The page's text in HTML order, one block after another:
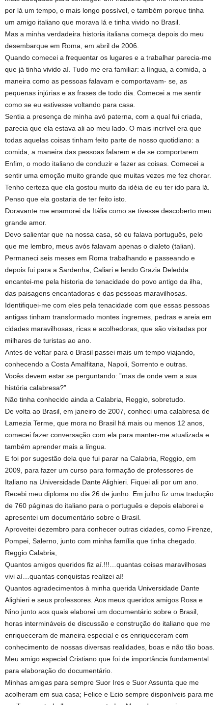
por lá um tempo, o mais longo possível, e também porque tinha
um amigo italiano que morava lá e tinha vivido no Brasil.
Mas a minha verdadeira historia italiana começa depois do meu
desembarque em Roma, em abril de 2006.
Quando comecei a frequentar os lugares e a trabalhar parecia-me
que já tinha vivido aí. Tudo me era familiar: a língua, a comida, a
maneira como as pessoas falavam e comportavam- se, as
pequenas injúrias e as frases de todo dia. Comecei a me sentir
como se eu estivesse voltando para casa.
Sentia a presença de minha avó paterna, com a qual fui criada,
parecia que ela estava ali ao meu lado. O mais incrível era que
todas aquelas coisas tinham feito parte de nosso quotidiano: a
comida, a maneira das pessoas falarem e de se comportarem.
Enfim, o modo italiano de conduzir e fazer as coisas. Comecei a
sentir uma emoção muito grande que muitas vezes me fez chorar.
Tenho certeza que ela gostou muito da idéia de eu ter ido para lá.
Penso que ela gostaria de ter feito isto.
Doravante me enamorei da Itália como se tivesse descoberto meu
grande amor.
Devo salientar que na nossa casa, só eu falava português, pelo
que me lembro, meus avós falavam apenas o dialeto (talian).
Permaneci seis meses em Roma trabalhando e passeando e
depois fui para a Sardenha, Caliari e lendo Grazia Deledda
encantei-me pela historia de tenacidade do povo antigo da ilha,
das paisagens encantadoras e das pessoas maravilhosas.
Identifiquei-me com eles pela tenacidade com que essas pessoas
antigas tinham transformado montes íngremes, pedras e areia em
cidades maravilhosas, ricas e acolhedoras, que são visitadas por
milhares de turistas ao ano.
Antes de voltar para o Brasil passei mais um tempo viajando,
conhecendo a Costa Amalfitana, Napoli, Sorrento e outras.
Vocês devem estar se perguntando: ”mas de onde vem a sua
história calabresa?”
Não tinha conhecido ainda a Calabria, Reggio, sobretudo.
De volta ao Brasil, em janeiro de 2007, conheci uma calabresa de
Lamezia Terme, que mora no Brasil há mais ou menos 12 anos,
comecei fazer conversação com ela para manter-me atualizada e
também aprender mais a língua.
E foi por sugestão dela que fui parar na Calabria, Reggio, em
2009, para fazer um curso para formação de professores de
Italiano na Universidade Dante Alighieri. Fiquei ali por um ano.
Recebi meu diploma no dia 26 de junho. Em julho fiz uma tradução
de 760 páginas do italiano para o português e depois elaborei e
apresentei um documentário sobre o Brasil.
Aproveitei dezembro para conhecer outras cidades, como Firenze,
Pompei, Salerno, junto com minha família que tinha chegado.
Reggio Calabria,
Quantos amigos queridos fiz aí.!!!…quantas coisas maravilhosas
vivi aí…quantas conquistas realizei aí!
Quantos agradecimentos à minha querida Universidade Dante
Alighieri e seus professores. Aos meus queridos amigos Rosa e
Nino junto aos quais elaborei um documentário sobre o Brasil,
horas intermináveis de discussão e construção do italiano que me
enriqueceram de maneira especial e os enriqueceram com
conhecimento de nossas diversas realidades, boas e não tão boas.
Meu amigo especial Cristiano que foi de importância fundamental
para elaboração do documentário.
Minhas amigas para sempre Suor Ires e Suor Assunta que me
acolheram em sua casa; Felice e Ecio sempre disponíveis para me